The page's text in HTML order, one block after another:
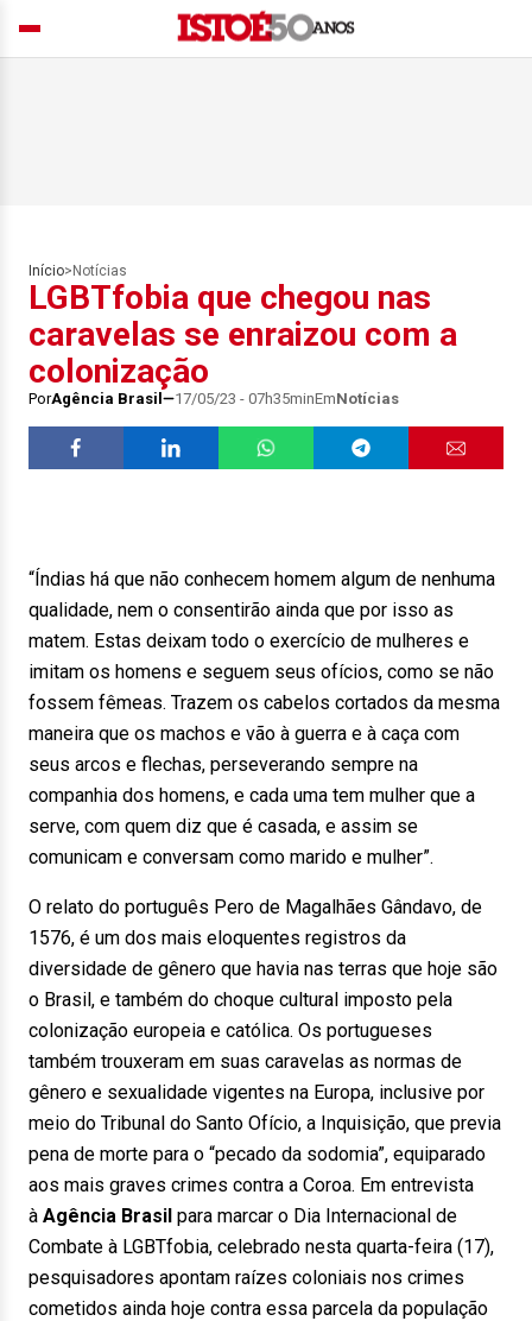
Início> Notícias
LGBTfobia que chegou nas
caravelas se enraizou com a
colonização
PorAgência Brasil 17/05/23 - 07h35minEmNotícias
“Índias há que não conhecem homem algum de nenhuma
qualidade, nem o consentirão ainda que por isso as
matem. Estas deixam todo o exercício de mulheres e
imitam os homens e seguem seus ofícios, como se não
fossem fêmeas. Trazem os cabelos cortados da mesma
maneira que os machos e vão à guerra e à caça com
seus arcos e flechas, perseverando sempre na
companhia dos homens, e cada uma tem mulher que a
serve, com quem diz que é casada, e assim se
comunicam e conversam como marido e mulher”.
O relato do português Pero de Magalhães Gândavo, de
1576, é um dos mais eloquentes registros da
diversidade de gênero que havia nas terras que hoje são
o Brasil, e também do choque cultural imposto pela
colonização europeia e católica. Os portugueses
também trouxeram em suas caravelas as normas de
gênero e sexualidade vigentes na Europa, inclusive por
meio do Tribunal do Santo Ofício, a Inquisição, que previa
pena de morte para o “pecado da sodomia”, equiparado
aos mais graves crimes contra a Coroa. Em entrevista
à Agência Brasil para marcar o Dia Internacional de
Combate à LGBTfobia, celebrado nesta quarta-feira (17),
pesquisadores apontam raízes coloniais nos crimes
cometidos ainda hoje contra essa parcela da população